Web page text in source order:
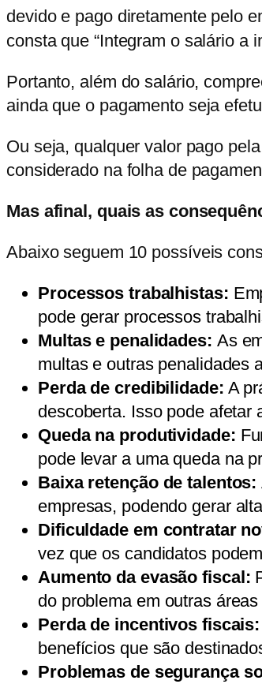
devido e pago diretamente pelo
consta que “Integram o salário a
Portanto, além do salário,
ainda que o pagamento seja
Ou seja, qualquer valor pago
considerado na folha de
Mas afinal, quais as
Abaixo seguem 10 possíveis
Processos trabalhistas:
pode gerar processos
Multas e penalidades: As
multas e outras penalidades
Perda de credibilidade: A
descoberta. Isso pode afetar
Queda na produtividade:
pode levar a uma queda na
Baixa retenção de talentos:
empresas, podendo gerar
Dificuldade em contratar
vez que os candidatos
Aumento da evasão fiscal:
do problema em outras
Perda de incentivos fiscais:
benefícios que são
Problemas de segurança